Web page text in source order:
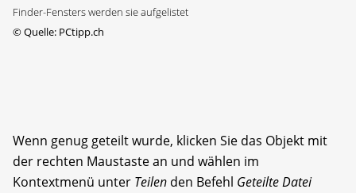
Finder-Fensters werden sie aufgelistet
©Quelle: PCtipp.ch
Wenn genug geteilt wurde, klicken Sie das Objekt mit
der rechten Maustaste an und wählen im
Kontextmenü unter Teilen den Befehl Geteilte Datei